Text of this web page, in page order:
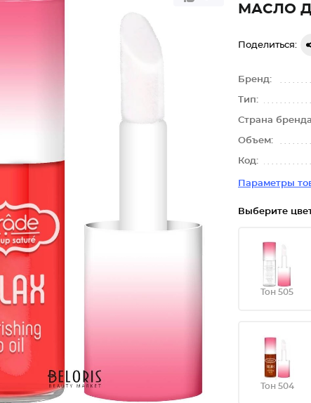
МАСЛО
Поделиться:
Бренд:
Тип:
Страна
Объем:
Код:
Параметры
Выберите
Тон 505
Тон 504